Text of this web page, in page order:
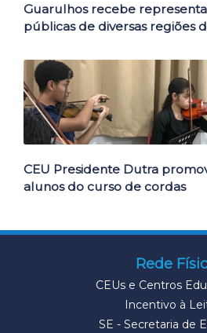
Guarulhos recebe
públicas de diversas regiões
CEU Presidente Dutra
alunos do curso de cordas
Rede
CEUs e Centros
Incentivo à
SE - Secretaria de